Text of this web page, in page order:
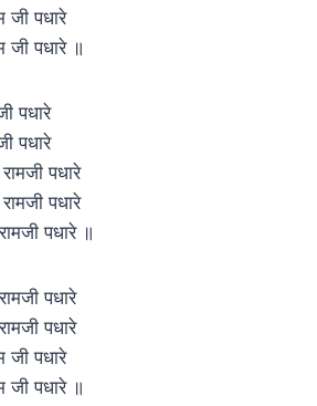
जी पधारे
जी पधारे ॥
पधारे
पधारे
पधारे
पधारे
पधारे ॥
पधारे
पधारे
जी पधारे
जी पधारे ॥